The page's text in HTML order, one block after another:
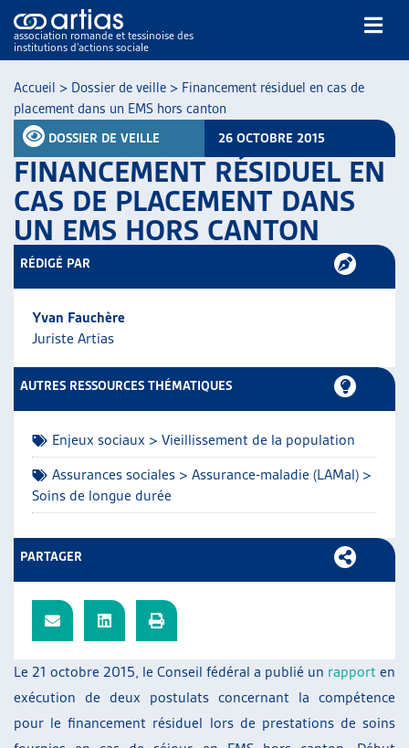
association romande et tessinoise des
institutions d’actions sociale
NOS PUBLICATIONS
ARTICLES
RESSOURCES
THÉMATIQUES
GUIDE SOCIAL ROMAND
L’ASSOCIATION
PROJETS ET ACTIVITÉS
JOURNÉES D’AUTOMNE
Accueil > Dossier de veille > Financement résiduel en cas de
placement dans un EMS hors canton
DOSSIER DE VEILLE 26 OCTOBRE 2015
FINANCEMENT RÉSIDUEL EN
CAS DE PLACEMENT DANS
UN EMS HORS CANTON
Le 21 octobre 2015, le Conseil fédéral a publié un rapport en
exécution de deux postulats concernant la compétence
pour le financement résiduel lors de prestations de soins
RÉDIGÉ PAR
Yvan Fauchère
Juriste Artias
AUTRES RESSOURCES THÉMATIQUES
Enjeux sociaux > Vieillissement de la population
Assurances sociales > Assurance-maladie (LAMal) >
Soins de longue durée
PARTAGER